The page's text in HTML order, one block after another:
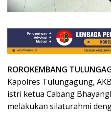
ROROKEMBANG
Kapolres Tulungagung,
istri ketua Cabang
melakukan silaturahmi